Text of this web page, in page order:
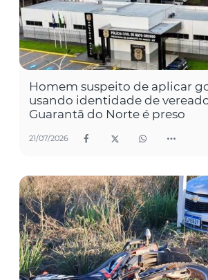
Homem suspeito de aplicar
usando identidade de
Guarantã do Norte é preso
21/07/2026